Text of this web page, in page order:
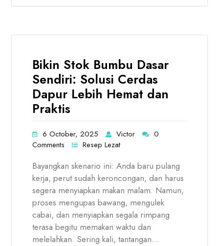
Bikin Stok Bumbu Dasar
Sendiri: Solusi Cerdas
Dapur Lebih Hemat dan
Praktis
6 October, 2025 Victor
0
Comments
Resep Lezat
Bayangkan skenario ini: Anda baru pulang
kerja, perut sudah keroncongan, dan harus
segera menyiapkan makan malam. Namun,
proses mengupas bawang, mengulek
cabai, dan menyiapkan segala rimpang
terasa begitu memakan waktu dan
melelahkan. Sering kali, tantangan…